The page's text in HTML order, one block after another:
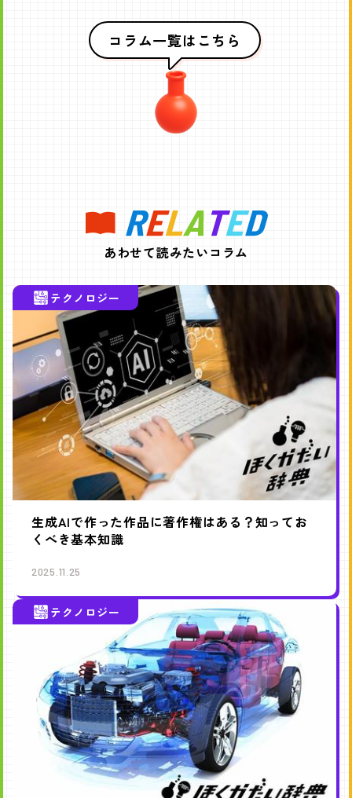
ェ
ア
る
ェ
ア
ェ
ア
コラム一覧はこちら
あわせて読みたいコラム
テクノロジー
生成AIで作った作品に著作権はある？知ってお
くべき基本知識
2025.11.25
テクノロジー